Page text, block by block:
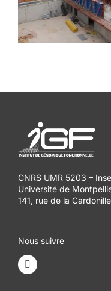
CNRS UMR 5203 –
Université de
141, rue de la
Nous suivre